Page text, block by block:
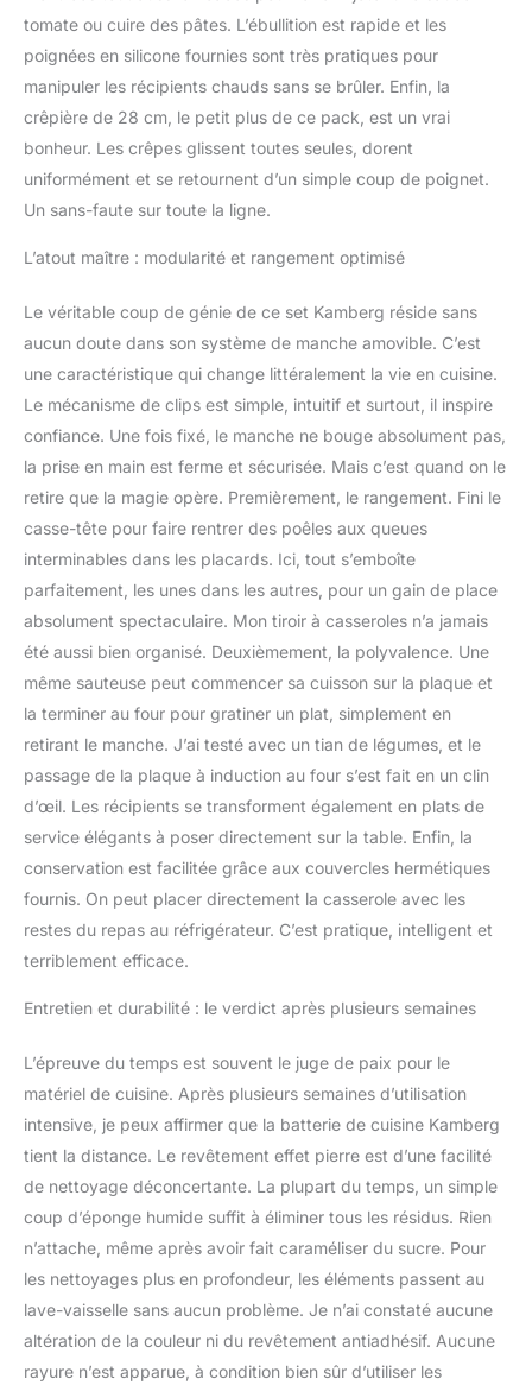
tomate ou cuire des pâtes. L’ébullition est rapide et les
poignées en silicone fournies sont très pratiques pour
manipuler les récipients chauds sans se brûler. Enfin, la
crêpière de 28 cm, le petit plus de ce pack, est un vrai
bonheur. Les crêpes glissent toutes seules, dorent
uniformément et se retournent d’un simple coup de poignet.
Un sans-faute sur toute la ligne.
L’atout maître : modularité et rangement optimisé
Le véritable coup de génie de ce set Kamberg réside sans
aucun doute dans son système de manche amovible. C’est
une caractéristique qui change littéralement la vie en cuisine.
Le mécanisme de clips est simple, intuitif et surtout, il inspire
confiance. Une fois fixé, le manche ne bouge absolument pas,
la prise en main est ferme et sécurisée. Mais c’est quand on le
retire que la magie opère. Premièrement, le rangement. Fini le
casse-tête pour faire rentrer des poêles aux queues
interminables dans les placards. Ici, tout s’emboîte
parfaitement, les unes dans les autres, pour un gain de place
absolument spectaculaire. Mon tiroir à casseroles n’a jamais
été aussi bien organisé. Deuxièmement, la polyvalence. Une
même sauteuse peut commencer sa cuisson sur la plaque et
la terminer au four pour gratiner un plat, simplement en
retirant le manche. J’ai testé avec un tian de légumes, et le
passage de la plaque à induction au four s’est fait en un clin
d’œil. Les récipients se transforment également en plats de
service élégants à poser directement sur la table. Enfin, la
conservation est facilitée grâce aux couvercles hermétiques
fournis. On peut placer directement la casserole avec les
restes du repas au réfrigérateur. C’est pratique, intelligent et
terriblement efficace.
Entretien et durabilité : le verdict après plusieurs semaines
L’épreuve du temps est souvent le juge de paix pour le
matériel de cuisine. Après plusieurs semaines d’utilisation
intensive, je peux affirmer que la batterie de cuisine Kamberg
tient la distance. Le revêtement effet pierre est d’une facilité
de nettoyage déconcertante. La plupart du temps, un simple
coup d’éponge humide suffit à éliminer tous les résidus. Rien
n’attache, même après avoir fait caraméliser du sucre. Pour
les nettoyages plus en profondeur, les éléments passent au
lave-vaisselle sans aucun problème. Je n’ai constaté aucune
altération de la couleur ni du revêtement antiadhésif. Aucune
rayure n’est apparue, à condition bien sûr d’utiliser les